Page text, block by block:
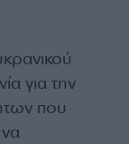
για την
που